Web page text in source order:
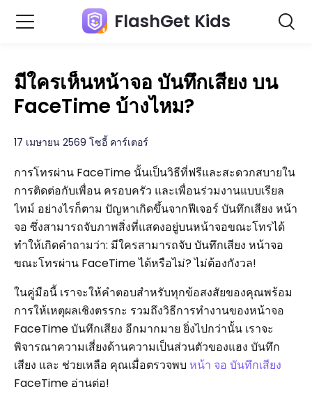
FlashGet Kids
มีใครเห็นหน้าจอ บันทึกเสียง บน
FaceTime บ้างไหม?
17 เมษายน 2569 โซอี้ คาร์เตอร์
การโทรผ่าน FaceTime นั้นเป็นวิธีที่ฟรีและสะดวกสบายใน
การติดต่อกับเพื่อน ครอบครัว และเพื่อนร่วมงานแบบเรียล
ไทม์ อย่างไรก็ตาม ปัญหาเกิดขึ้นจากฟีเจอร์ บันทึกเสียง หน้า
จอ ซึ่งสามารถจับภาพสิ่งที่แสดงอยู่บนหน้าจอขณะโทรได้
ทำให้เกิดคำถามว่า: มีใครสามารถจับ บันทึกเสียง หน้าจอ
ขณะโทรผ่าน FaceTime ได้หรือไม่? ไม่ต้องกังวล!
ในคู่มือนี้ เราจะให้คำตอบสำหรับทุกข้อสงสัยของคุณพร้อม
การให้เหตุผลเชิงตรรกะ รวมถึงวิธีการทำงานของหน้าจอ
FaceTime บันทึกเสียง อีกมากมาย ยิ่งไปกว่านั้น เราจะ
พิจารณาความเสี่ยงด้านความเป็นส่วนตัวของแฮง บันทึก
เสียง และ ช่วยเหลือ คุณเมื่อตรวจพบ หน้า จอ บันทึกเสียง
FaceTime อ่านต่อ!